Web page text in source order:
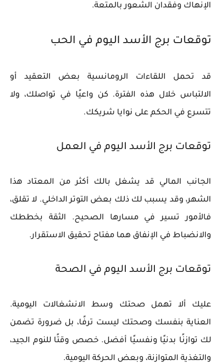
الإنهاك وفقدان الشعور بالمتعة.
توقعات برج الأسد اليوم في الحب
قد تحمل اللقاءات الرومانسية بعض التعقيد أو
الالتباس خلال هذه الفترة. كن واعيًا في تواصلك، ولا
تتسرع في الحكم على نوايا شريكك.
توقعات برج الأسد اليوم في العمل
الجانب المالي قد يشغل بالك أكثر من المعتاد هذا
الشهر، وقد يسبب لك ذلك بعض التوتر الداخلي. لا تقلق،
فالأمور تسير في مسارها الصحيح. الثقة بخططك
والانضباط في الإنفاق هما مفتاح تحقيق الاستقرار.
توقعات برج الأسد اليوم في الصحة
عليك ألا تهمل صحتك وسط الانشغالات اليومية.
العناية بنفسك وصحتك ليست ترفًا، بل ضرورة تضمن
لك توازنًا بدنيًا ونفسيًا أفضل. خصص وقتًا للنوم الجيد،
والتغذية المتوازنة، وبعض الحركة اليومية.